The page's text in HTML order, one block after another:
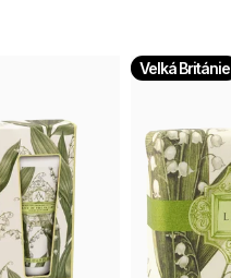
Velká Británie